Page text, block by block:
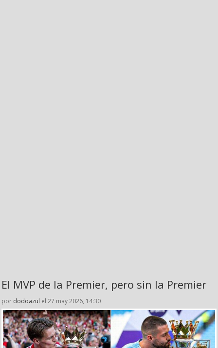
El MVP de la Premier, pero sin la Premier
por dodoazul el 27 may 2026, 14:30